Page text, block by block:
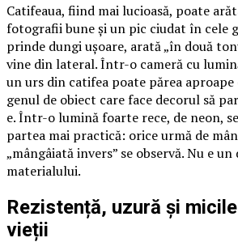
Catifeaua, fiind mai lucioasă, poate
fotografii bune și un pic ciudat în cele
prinde dungi ușoare, arată „în două
vine din lateral. Într-o cameră cu
un urs din catifea poate părea
genul de obiect care face decorul să
e. Într-o lumină foarte rece, de neon,
partea mai practică: orice urmă de
„mângâiată invers” se observă. Nu e
materialului.
Rezistență, uzură și
vieții